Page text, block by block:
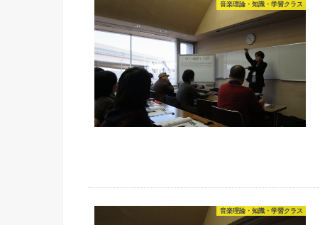
音楽理論・知識・学習クラス
音楽理論・知識・学習クラス